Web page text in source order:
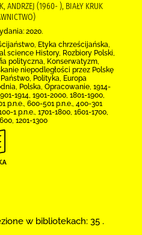
ANDRZEJ (1960- ), BIAŁY KRUK
2020.
Etyka chrześcijańska,
science History, Rozbiory Polski,
polityczna, Konserwatyzm,
niepodległości przez Polskę
Państwo, Polityka, Europa
Polska, Opracowanie, 1914-
1914, 1901-2000, 1801-1900,
p.n.e., 600-501 p.n.e., 400-301
1 p.n.e., 1701-1800, 1601-1700,
1201-1300
w bibliotekach: 35 .